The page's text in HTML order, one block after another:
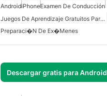
AndroidiPhoneExamen De Conducción
Juegos De Aprendizaje Gratuitos Para Android
Preparaci�n De Ex�menes
Descargar gratis para Android